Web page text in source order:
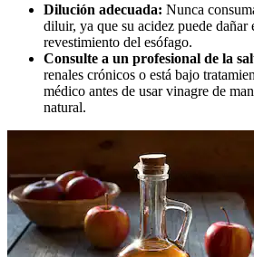
Dilución adecuada: Nunca
diluir, ya que su acidez puede dañar
revestimiento del esófago.
Consulte a un profesional de la
renales crónicos o está bajo
médico antes de usar vinagre de
natural.